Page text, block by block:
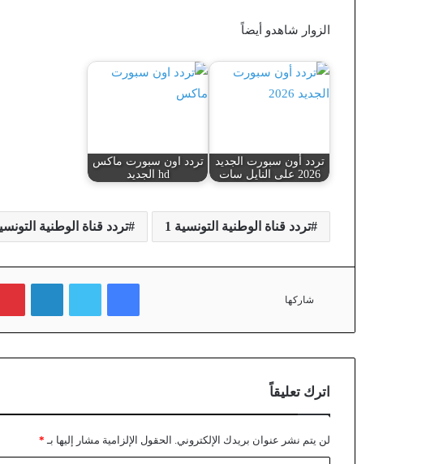
الزوار شاهدو أيضاً
تردد أون سبورت الجديد
2026 على النايل سات
تردد اون سبورت ماكس
hd الجديد
تردد قناة الوطنية التونسية 1 تردد قناة الوطنية التونسية
شاركها
فيسبوك تويتر لينكدإن
اترك تعليقاً
لن يتم نشر عنوان بريدك الإلكتروني. الحقول الإلزامية مشار إليها بـ *